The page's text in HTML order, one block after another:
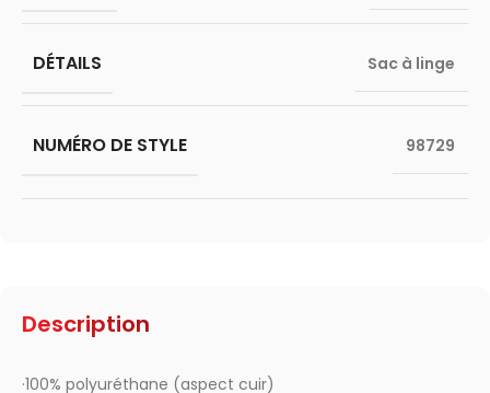
Description
·100% polyuréthane (aspect cuir)
DÉTAILS Sac à linge
NUMÉRO DE STYLE 98729